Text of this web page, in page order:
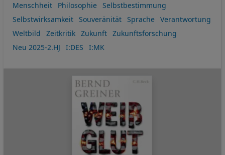
Menschheit
Philosophie
Selbstbestimmung
Selbstwirksamkeit
Souveränität Sprache
Verantwortung
Weltbild
Zeitkritik Zukunft
Zukunftsforschung
Neu 2025-2.HJ
I:DES I:MK